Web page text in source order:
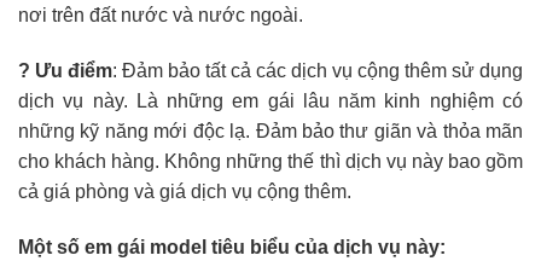
nơi trên đất nước và nước ngoài.
? Ưu điểm: Đảm bảo tất cả các dịch vụ cộng thêm sử dụng
dịch vụ này. Là những em gái lâu năm kinh nghiệm có
những kỹ năng mới độc lạ. Đảm bảo thư giãn và thỏa mãn
cho khách hàng. Không những thế thì dịch vụ này bao gồm
cả giá phòng và giá dịch vụ cộng thêm.
Một số em gái model tiêu biểu của dịch vụ này: